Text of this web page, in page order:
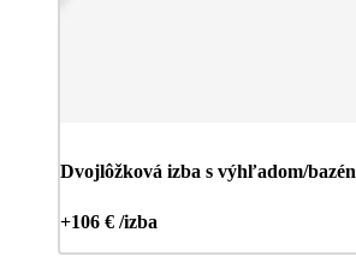
Dvojlôžková izba s výhľadom/bazén
+106 € /izba